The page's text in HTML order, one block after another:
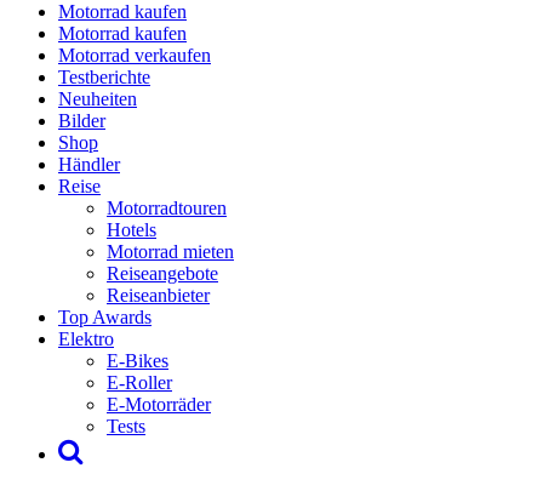
Motorrad kaufen
Motorrad kaufen
Motorrad verkaufen
Testberichte
Neuheiten
Bilder
Shop
Händler
Reise
Motorradtouren
Hotels
Motorrad mieten
Reiseangebote
Reiseanbieter
Top Awards
Elektro
E-Bikes
E-Roller
E-Motorräder
Tests